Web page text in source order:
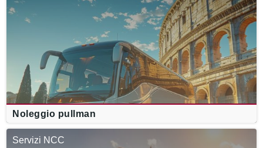
Noleggio pullman
Servizi NCC